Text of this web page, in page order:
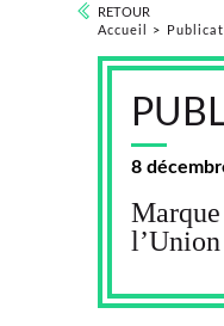
RETOUR
Accueil
>
8